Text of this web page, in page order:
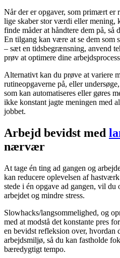
Når der er opgaver, som primært er
lige skaber stor værdi eller mening,
finde måder at håndtere dem på, så
En tilgang kan være at se dem som
– sæt en tidsbegrænsning, anvend
prøv at optimere dine
Alternativt kan du prøve at variere
rutineopgaverne på, eller
som kan automatiseres eller gøres
ikke konstant jagte meningen med
jobbet.
Arbejd bevidst med
nærvær
At tage én ting ad gangen og
kan reducere oplevelsen af
stede i én opgave ad gangen, vil
arbejdet og mindre stress.
Slowhacks/langsommelighed, og
med at modstå det konstante pres
en bevidst refleksion over, hvordan
arbejdsmiljø, så du kan fastholde
bæredygtigt tempo.